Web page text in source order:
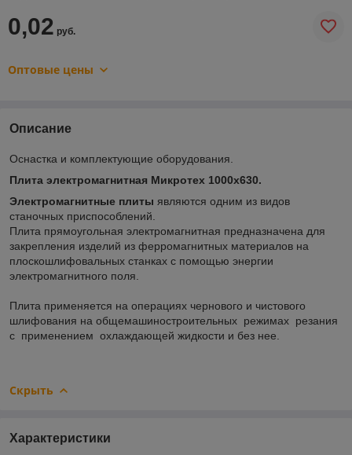
0,02 руб.
Оптовые цены
Описание
Оснастка и комплектующие оборудования.
Плита электромагнитная Микротех 1000х630.
Электромагнитные плиты являются одним из видов
станочных приспособлений.
Плита прямоугольная электромагнитная предназначена для
закрепления изделий из ферромагнитных материалов на
плоскошлифовальных станках с помощью энергии
электромагнитного поля.
Плита применяется на операциях чернового и чистового
шлифования на общемашиностроительных режимах резания
с применением охлаждающей жидкости и без нее.
Скрыть
Характеристики